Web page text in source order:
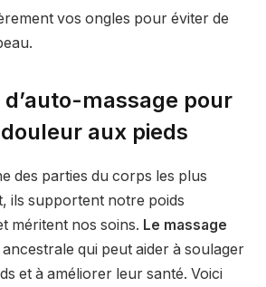
vos ongles pour éviter de
massage pour
aux pieds
des parties du corps les plus
ils supportent notre poids
méritent nos soins. Le massage
qui peut aider à soulager
et à améliorer leur santé. Voici